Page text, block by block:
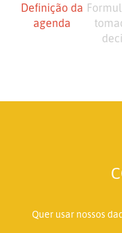
Definição da
agenda
Quer usar nossos